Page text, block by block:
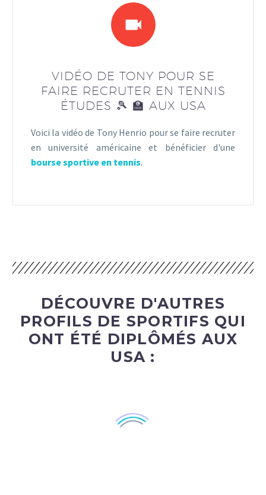
VIDÉO DE TONY POUR SE
FAIRE RECRUTER EN TENNIS
ÉTUDES 🎾 🏫 AUX USA
Voici la vidéo de Tony Henrio pour se faire recruter
en université américaine et bénéficier d'une
bourse sportive en tennis.
DÉCOUVRE D'AUTRES
PROFILS DE SPORTIFS QUI
ONT ÉTÉ DIPLÔMÉS AUX
USA :